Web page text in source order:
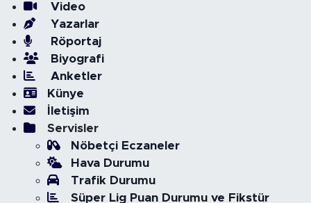
Video
Yazarlar
Röportaj
Biyografi
Anketler
Künye
İletişim
Servisler
Nöbetçi Eczaneler
Hava Durumu
Trafik Durumu
Süper Lig Puan Durumu ve Fikstür